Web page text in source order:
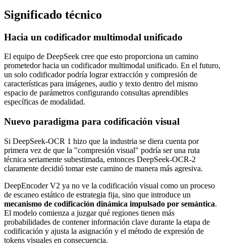
Significado técnico
Hacia un codificador multimodal unificado
El equipo de DeepSeek cree que esto proporciona un camino
prometedor hacia un codificador multimodal unificado. En el futuro,
un solo codificador podría lograr extracción y compresión de
características para imágenes, audio y texto dentro del mismo
espacio de parámetros configurando consultas aprendibles
específicas de modalidad.
Nuevo paradigma para codificación visual
Si DeepSeek-OCR 1 hizo que la industria se diera cuenta por
primera vez de que la "compresión visual" podría ser una ruta
técnica seriamente subestimada, entonces DeepSeek-OCR-2
claramente decidió tomar este camino de manera más agresiva.
DeepEncoder V2 ya no ve la codificación visual como un proceso
de escaneo estático de estrategia fija, sino que introduce un
mecanismo de codificación dinámica impulsado por semántica.
El modelo comienza a juzgar qué regiones tienen más
probabilidades de contener información clave durante la etapa de
codificación y ajusta la asignación y el método de expresión de
tokens visuales en consecuencia.